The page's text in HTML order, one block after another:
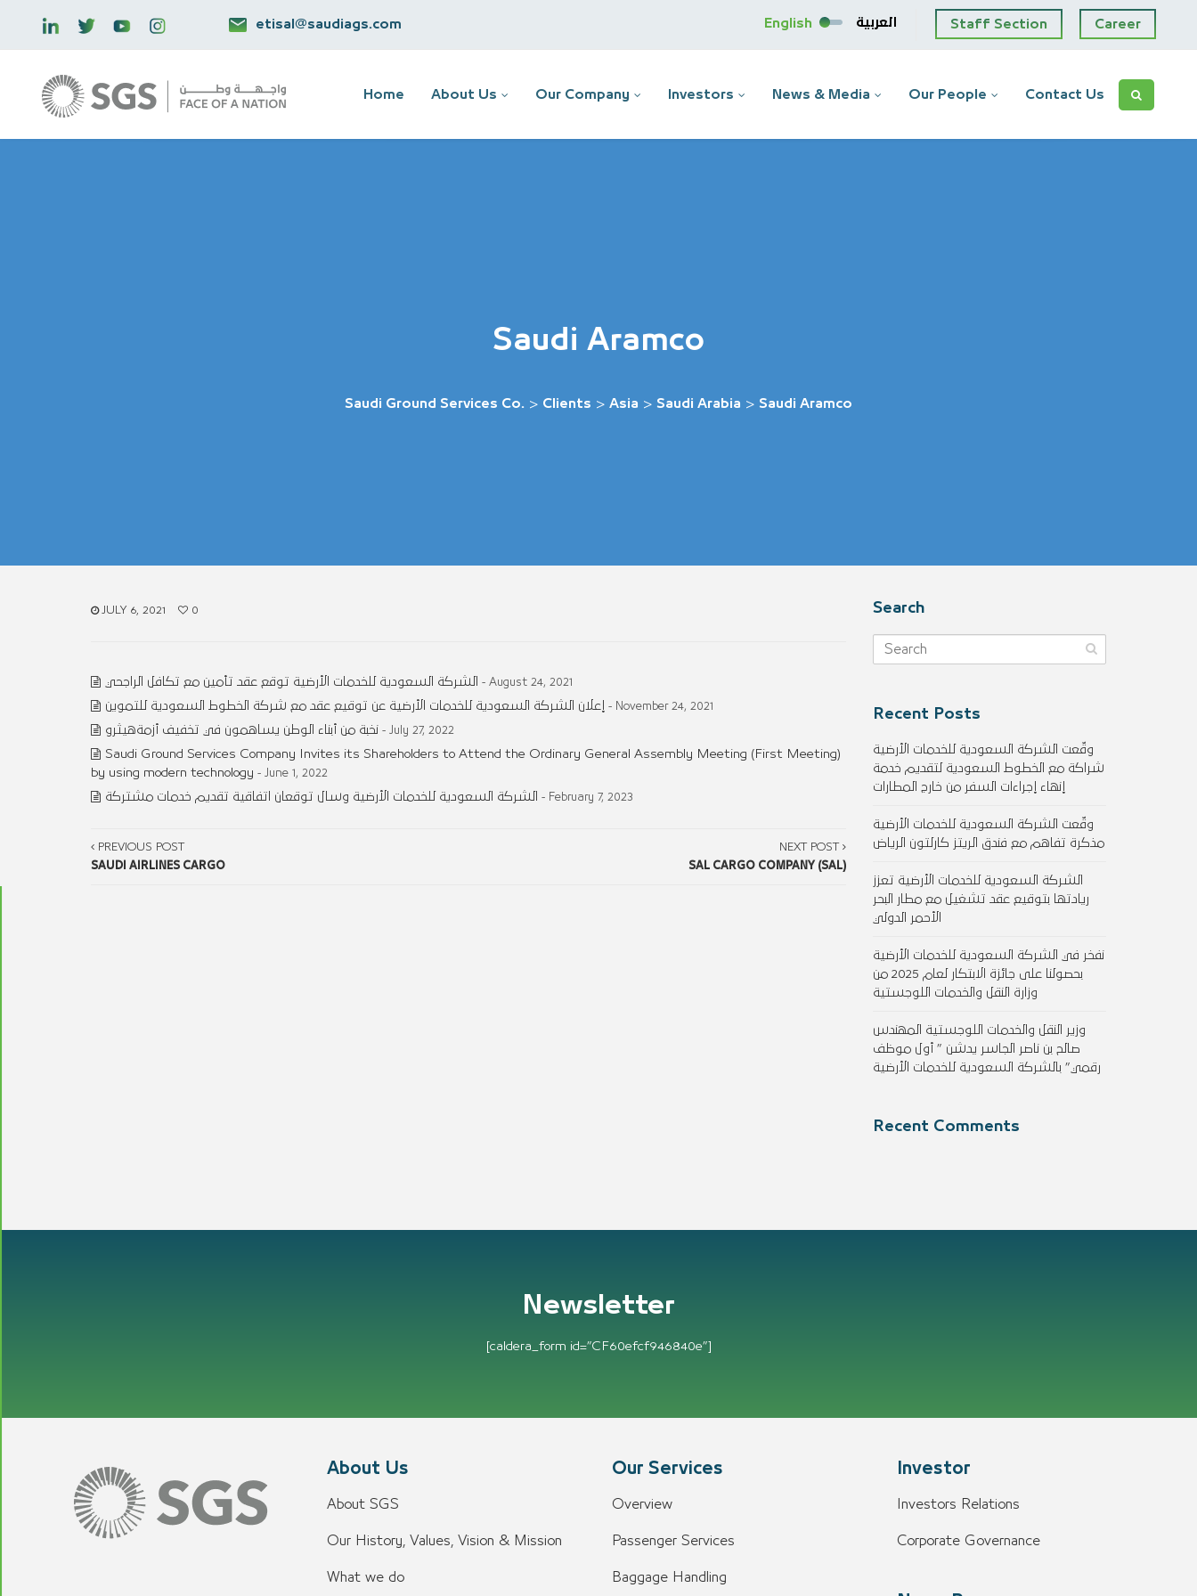
etisal@saudiags.com English العربية Staff Section Career
Home About Us Our Company Investors News & Media Our People Contact Us
Saudi Aramco
Saudi Ground Services Co. > Clients > Asia > Saudi Arabia > Saudi Aramco
JULY 6, 2021 0
الشركة السعودية للخدمات الأرضية توقع عقد تأمين مع تكافل الراجحي - August 24, 2021
إعلان الشركة السعودية للخدمات الأرضية عن توقيع عقد مع شركة الخطوط السعودية للتموين - November 24, 2021
نخبة من أبناء الوطن يساهمون في تخفيف أزمةهيثرو - July 27, 2022
Saudi Ground Services Company Invites its Shareholders to Attend the Ordinary General Assembly Meeting (First Meeting)
by using modern technology - June 1, 2022
الشركة السعودية للخدمات الأرضية وسال توقعان اتفاقية تقديم خدمات مشتركة - February 7, 2023
PREVIOUS POST
SAUDI AIRLINES CARGO
NEXT POST
SAL CARGO COMPANY (SAL)
Search
Recent Posts
وقّعت الشركة السعودية للخدمات الأرضية
شراكة مع الخطوط السعودية لتقديم خدمة
إنهاء إجراءات السفر من خارج المطارات
وقّعت الشركة السعودية للخدمات الأرضية
مذكرة تفاهم مع فندق الريتز كارلتون الرياض
الشركة السعودية للخدمات الأرضية تعزز
ريادتها بتوقيع عقد تشغيل مع مطار البحر
الأحمر الدولي
نفخر في الشركة السعودية للخدمات الأرضية
بحصولنا على جائزة الابتكار لعام 2025 من
وزارة النقل والخدمات اللوجستية
وزير النقل والخدمات اللوجستية المهندس
صالح بن ناصر الجاسر يدشن ” أول موظف
رقمي” بالشركة السعودية للخدمات الأرضية
Recent Comments
Newsletter
[caldera_form id=”CF60efcf946840e”]
About Us
About SGS
Our History, Values, Vision & Mission
What we do
Our Services
Overview
Passenger Services
Baggage Handling
Investor
Investors Relations
Corporate Governance